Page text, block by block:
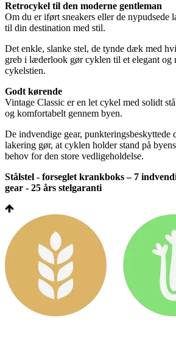
Retrocykel til den moderne gentleman
Om du er iført sneakers eller de
til din destination med stil.
Det enkle, slanke stel, de tynde dæk med
greb i læderlook gør cyklen til et elegant og
cykelstien.
Godt kørende
Vintage Classic er en let cykel med solidt
og komfortabelt gennem byen.
De indvendige gear, punkteringsbeskyttede
lakering gør, at cyklen holder stand på
behov for den store vedligeholdelse.
Stålstel - forseglet krankboks – 7
gear - 25 års stelgaranti